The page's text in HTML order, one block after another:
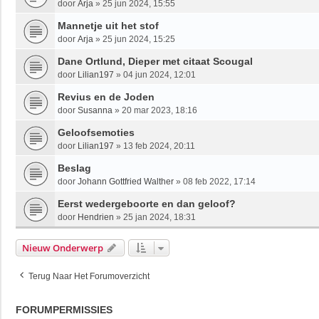
door Arja » 25 jun 2024, 15:55
Mannetje uit het stof
door Arja » 25 jun 2024, 15:25
Dane Ortlund, Dieper met citaat Scougal
door Lilian197 » 04 jun 2024, 12:01
Revius en de Joden
door Susanna » 20 mar 2023, 18:16
Geloofsemoties
door Lilian197 » 13 feb 2024, 20:11
Beslag
door Johann Gottfried Walther » 08 feb 2022, 17:14
Eerst wedergeboorte en dan geloof?
door Hendrien » 25 jan 2024, 18:31
Nieuw Onderwerp
Terug Naar Het Forumoverzicht
FORUMPERMISSIES